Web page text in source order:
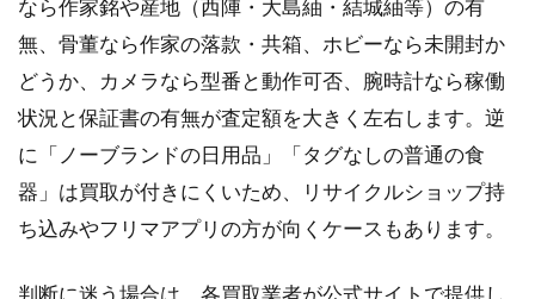
なら作家銘や産地（西陣・大島紬・結城紬等）の有
無、骨董なら作家の落款・共箱、ホビーなら未開封か
どうか、カメラなら型番と動作可否、腕時計なら稼働
状況と保証書の有無が査定額を大きく左右します。逆
に「ノーブランドの日用品」「タグなしの普通の食
器」は買取が付きにくいため、リサイクルショップ持
ち込みやフリマアプリの方が向くケースもあります。
判断に迷う場合は、各買取業者が公式サイトで提供し